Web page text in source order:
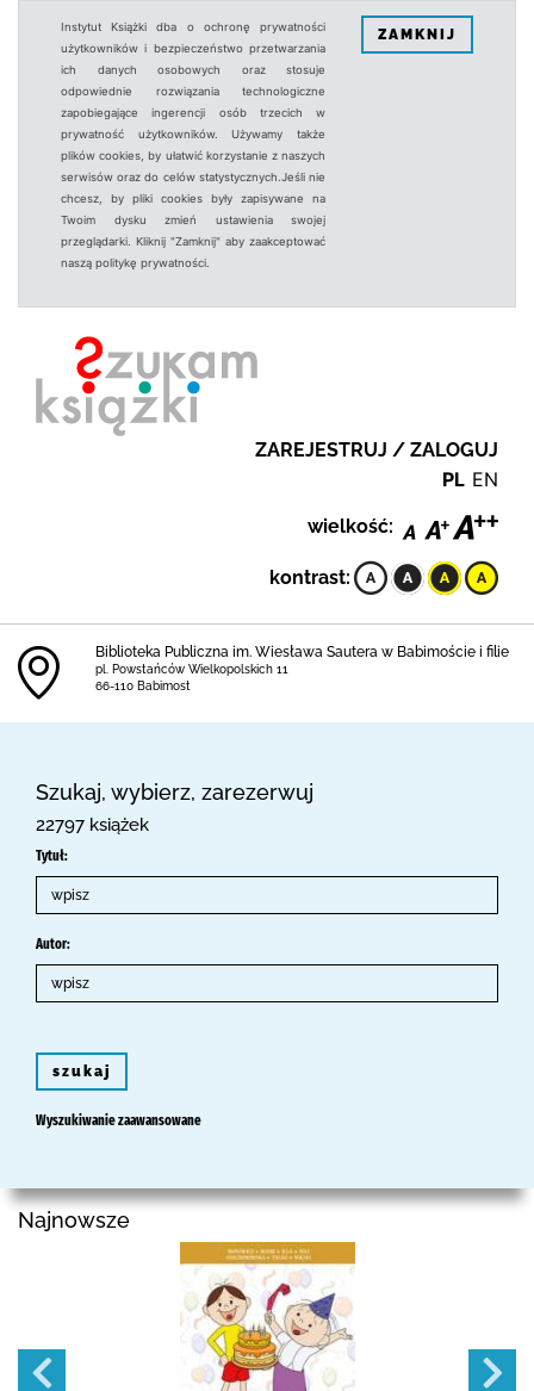
Instytut Książki dba o ochronę prywatności
użytkowników i bezpieczeństwo przetwarzania
ich danych osobowych oraz stosuje
odpowiednie rozwiązania technologiczne
zapobiegające ingerencji osób trzecich w
prywatność użytkowników. Używamy także
plików cookies, by ułatwić korzystanie z naszych
serwisów oraz do celów statystycznych.Jeśli nie
chcesz, by pliki cookies były zapisywane na
Twoim dysku zmień ustawienia swojej
przeglądarki. Kliknij "Zamknij" aby zaakceptować
naszą politykę prywatności.
ZAMKNIJ
ZAREJESTRUJ / ZALOGUJ
PL EN
wielkość:
kontrast:
Biblioteka Publiczna im. Wiesława Sautera w Babimoście i filie
pl. Powstańców Wielkopolskich 11
66-110 Babimost
Szukaj, wybierz, zarezerwuj
22797 książek
Tytuł:
Autor:
szukaj
Wyszukiwanie zaawansowane
Najnowsze